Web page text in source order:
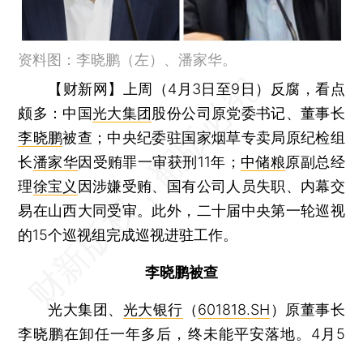
资料图：李晓鹏（左）、潘家华。
【财新网】
上周（4月3日至9日）反腐，看点
颇多：中国光大集团股份公司原党委书记、董事长
李晓鹏被查；中央纪委驻国家烟草专卖局原纪检组
长潘家华因受贿罪一审获刑11年； 中储粮原副总经
理徐宝义 因涉嫌受贿、国有公司人员失职、内幕交
易在山西大同受审。此外，二十届中央第一轮巡视
的15个巡视组完成巡视进驻工作。
李晓鹏被查
光大集团、 光大银行 （601818.SH ）原董事长
李晓鹏在卸任一年多后，终未能平安落地。4月5